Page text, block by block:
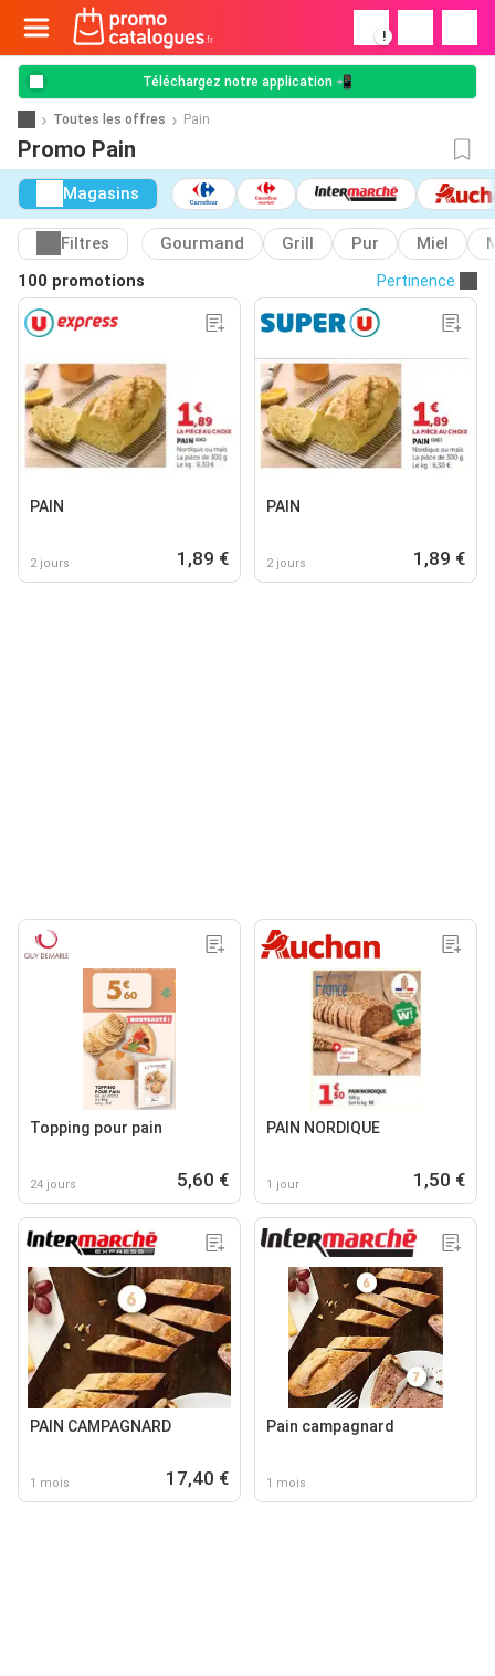
!
Téléchargez notre application 📲
Toutes les offres Pain
Promo Pain
Magasins
Filtres Gourmand Grill Pur Miel
100 promotions
Pertinence
PAIN
2 jours 1,89 €
PAIN
2 jours 1,89 €
Topping pour pain
24 jours 5,60 €
PAIN NORDIQUE
1 jour 1,50 €
PAIN CAMPAGNARD
1 mois 17,40 €
Pain campagnard
1 mois